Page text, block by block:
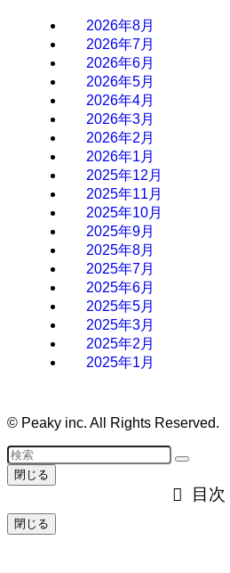
2026年8月
2026年7月
2026年6月
2026年5月
2026年4月
2026年3月
2026年2月
2026年1月
2025年12月
2025年11月
2025年10月
2025年9月
2025年8月
2025年7月
2025年6月
2025年5月
2025年3月
2025年2月
2025年1月
© Peaky inc. All Rights Reserved.
閉じる
目次
閉じる